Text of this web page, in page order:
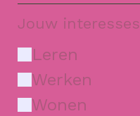
Jouw interesses
Leren
Werken
Wonen